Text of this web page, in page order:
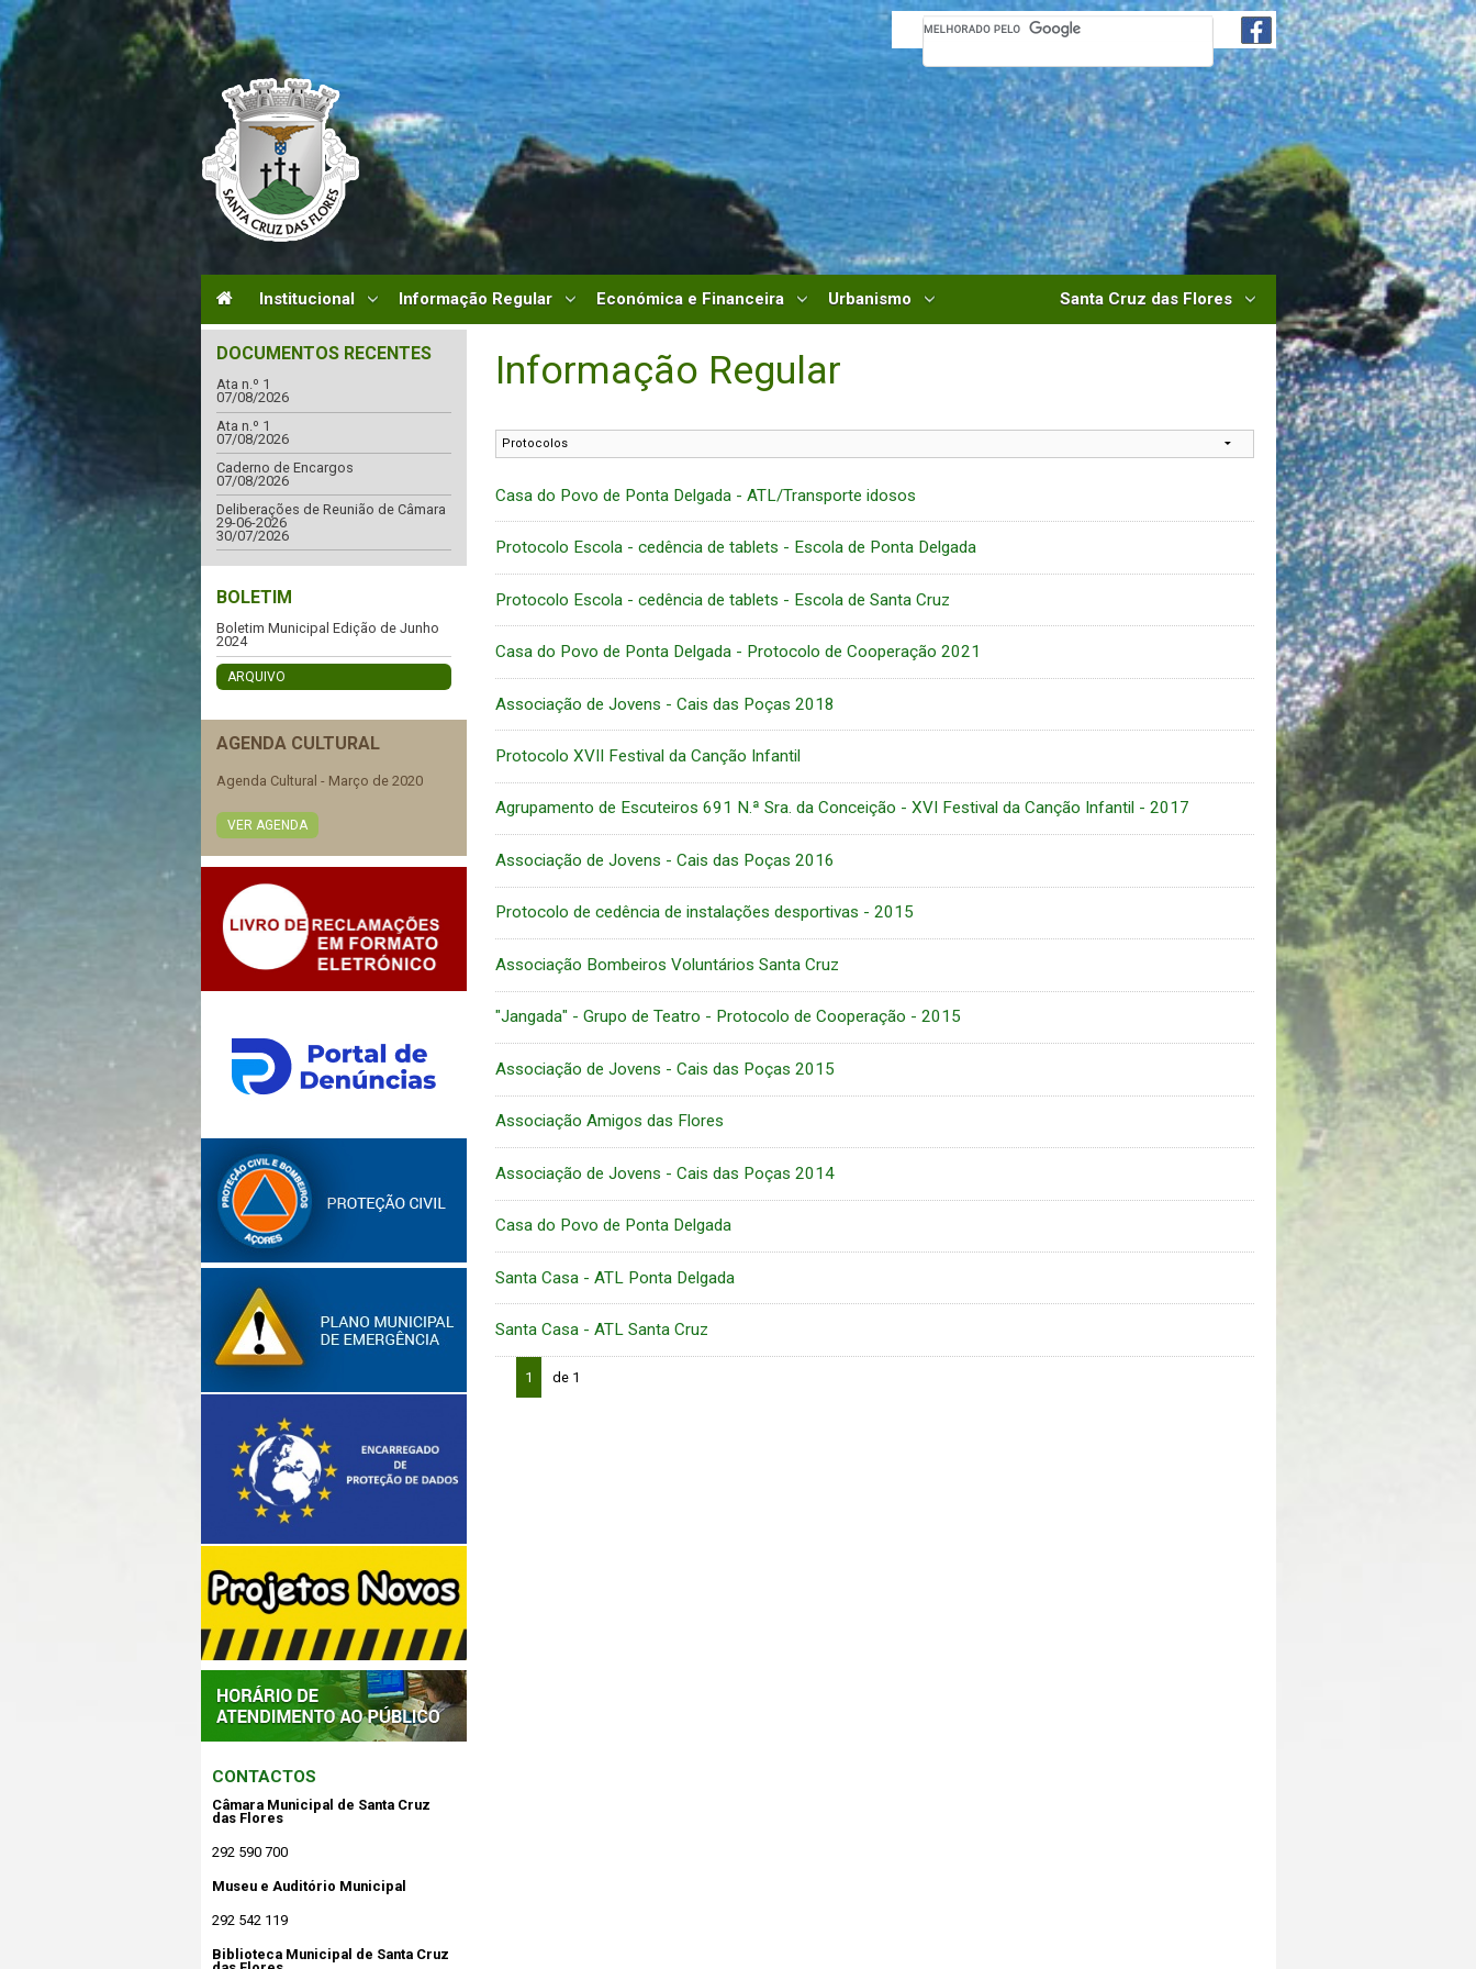
Institucional Informação Regular Económica e Financeira Urbanismo Santa Cruz das Flores
DOCUMENTOS RECENTES
Ata n.º 1
07/08/2026
Ata n.º 1
07/08/2026
Caderno de Encargos
07/08/2026
Deliberações de Reunião de Câmara
29-06-2026
30/07/2026
BOLETIM
Boletim Municipal Edição de Junho
2024
ARQUIVO
AGENDA CULTURAL
Agenda Cultural - Março de 2020
VER AGENDA
CONTACTOS
Câmara Municipal de Santa Cruz
das Flores
292 590 700
Museu e Auditório Municipal
292 542 119
Biblioteca Municipal de Santa Cruz
Informação Regular
Casa do Povo de Ponta Delgada - ATL/Transporte idosos
Protocolo Escola - cedência de tablets - Escola de Ponta Delgada
Protocolo Escola - cedência de tablets - Escola de Santa Cruz
Casa do Povo de Ponta Delgada - Protocolo de Cooperação 2021
Associação de Jovens - Cais das Poças 2018
Protocolo XVII Festival da Canção Infantil
Agrupamento de Escuteiros 691 N.ª Sra. da Conceição - XVI Festival da Canção Infantil - 2017
Associação de Jovens - Cais das Poças 2016
Protocolo de cedência de instalações desportivas - 2015
Associação Bombeiros Voluntários Santa Cruz
"Jangada" - Grupo de Teatro - Protocolo de Cooperação - 2015
Associação de Jovens - Cais das Poças 2015
Associação Amigos das Flores
Associação de Jovens - Cais das Poças 2014
Casa do Povo de Ponta Delgada
Santa Casa - ATL Ponta Delgada
Santa Casa - ATL Santa Cruz
1 de 1